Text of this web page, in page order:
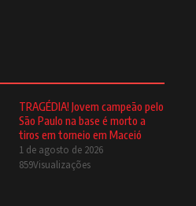
TRAGÉDIA! Jovem campeão pelo
São Paulo na base é morto a
tiros em torneio em Maceió
1 de agosto de 2026
859Visualizações